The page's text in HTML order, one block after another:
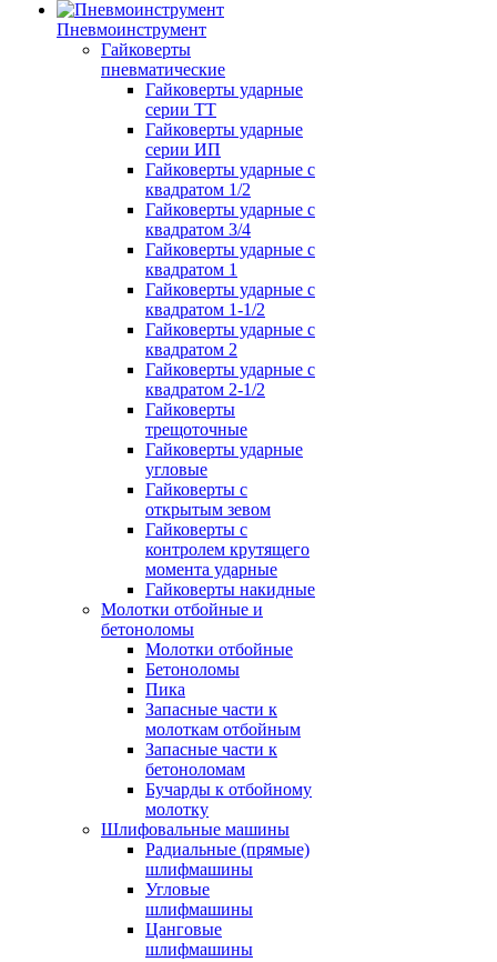
Пневмоинструмент
Гайковерты
пневматические
Гайковерты ударные
серии ТТ
Гайковерты ударные
серии ИП
Гайковерты ударные с
квадратом 1/2
Гайковерты ударные с
квадратом 3/4
Гайковерты ударные с
квадратом 1
Гайковерты ударные с
квадратом 1-1/2
Гайковерты ударные с
квадратом 2
Гайковерты ударные с
квадратом 2-1/2
Гайковерты
трещоточные
Гайковерты ударные
угловые
Гайковерты с
открытым зевом
Гайковерты с
контролем крутящего
момента ударные
Гайковерты накидные
Молотки отбойные и
бетоноломы
Молотки отбойные
Бетоноломы
Пика
Запасные части к
молоткам отбойным
Запасные части к
бетоноломам
Бучарды к отбойному
молотку
Шлифовальные машины
Радиальные (прямые)
шлифмашины
Угловые
шлифмашины
Цанговые
шлифмашины